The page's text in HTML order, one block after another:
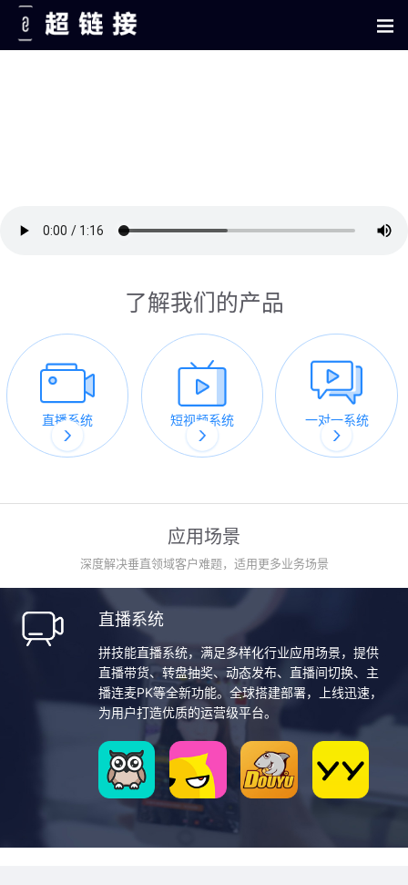
了解我们的产品
直播系统 短视频系统 一对一系统
应用场景
深度解决垂直领域客户难题，适用更多业务场景
直播系统
拼技能直播系统，满足多样化行业应用场景，提供
直播带货、转盘抽奖、动态发布、直播间切换、主
播连麦PK等全新功能。全球搭建部署，上线迅速，
为用户打造优质的运营级平台。